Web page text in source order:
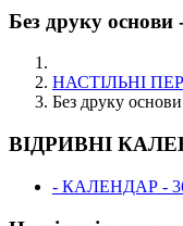
Без друку основи
НАСТІЛЬНІ
Без друку
ВІДРИВНІ
- КАЛЕНДАР -